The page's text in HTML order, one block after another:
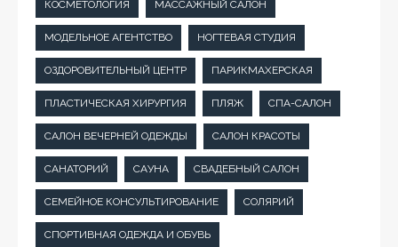
КОСМЕТОЛОГИЯ МАССАЖНЫЙ САЛОН
МОДЕЛЬНОЕ АГЕНТСТВО НОГТЕВАЯ СТУДИЯ
ОЗДОРОВИТЕЛЬНЫЙ ЦЕНТР ПАРИКМАХЕРСКАЯ
ПЛАСТИЧЕСКАЯ ХИРУРГИЯ ПЛЯЖ СПА-САЛОН
САЛОН ВЕЧЕРНЕЙ ОДЕЖДЫ САЛОН КРАСОТЫ
САНАТОРИЙ САУНА СВАДЕБНЫЙ САЛОН
СЕМЕЙНОЕ КОНСУЛЬТИРОВАНИЕ СОЛЯРИЙ
СПОРТИВНАЯ ОДЕЖДА И ОБУВЬ